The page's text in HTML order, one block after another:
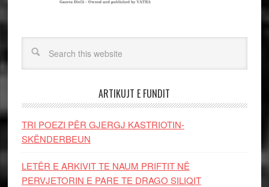
ARTIKUJT E FUNDIT
TRI POEZI PËR GJERGJ KASTRIOTIN-
SKËNDERBEUN
LETËR E ARKIVIT TE NAUM PRIFTIT NË
PERVJETORIN E PARE TE DRAGO SILIQIT